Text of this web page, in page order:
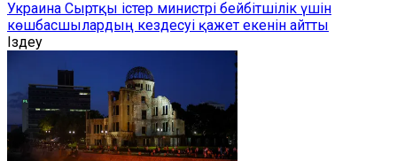
Украина Сыртқы істер министрі бейбітшілік үшін
көшбасшылардың кездесуі қажет екенін айтты
Іздеу